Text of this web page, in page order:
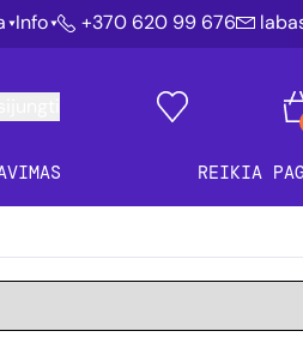
Info +370 620 99 676
REIKIA